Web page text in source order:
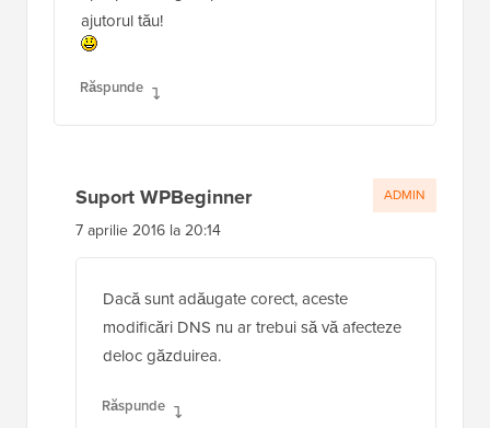
ajutorul tău!
Răspunde
Suport WPBeginner
7 aprilie 2016 la 20:14
Dacă sunt adăugate corect, aceste
modificări DNS nu ar trebui să vă afecteze
deloc găzduirea.
Răspunde
ADMIN